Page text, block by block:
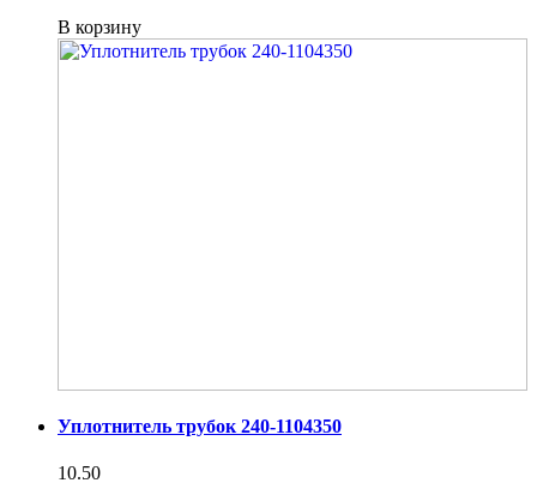
В корзину
Уплотнитель трубок 240-1104350
10.50